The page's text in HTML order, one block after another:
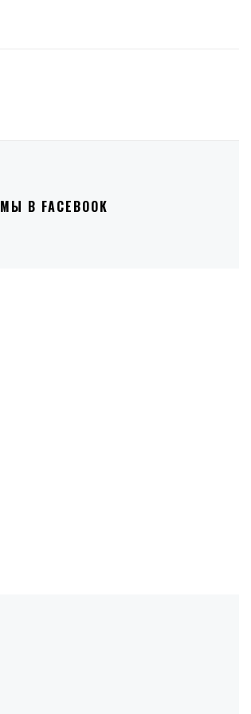
МЫ В FACEBOOK